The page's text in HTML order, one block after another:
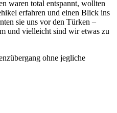
waren total entspannt, wollten
erfahren und einen Blick ins
sie uns vor den Türken –
und vielleicht sind wir etwas zu
ohne jegliche